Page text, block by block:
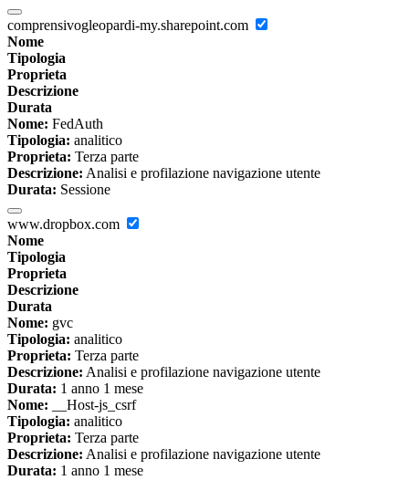
comprensivogleopardi-my.sharepoint.com
Nome
Tipologia
Proprieta
Descrizione
Durata
Nome: FedAuth
Tipologia: analitico
Proprieta: Terza parte
Descrizione: Analisi e profilazione navigazione utente
Durata: Sessione
www.dropbox.com
Nome
Tipologia
Proprieta
Descrizione
Durata
Nome: gvc
Tipologia: analitico
Proprieta: Terza parte
Descrizione: Analisi e profilazione navigazione utente
Durata: 1 anno 1 mese
Nome: __Host-js_csrf
Tipologia: analitico
Proprieta: Terza parte
Descrizione: Analisi e profilazione navigazione utente
Durata: 1 anno 1 mese